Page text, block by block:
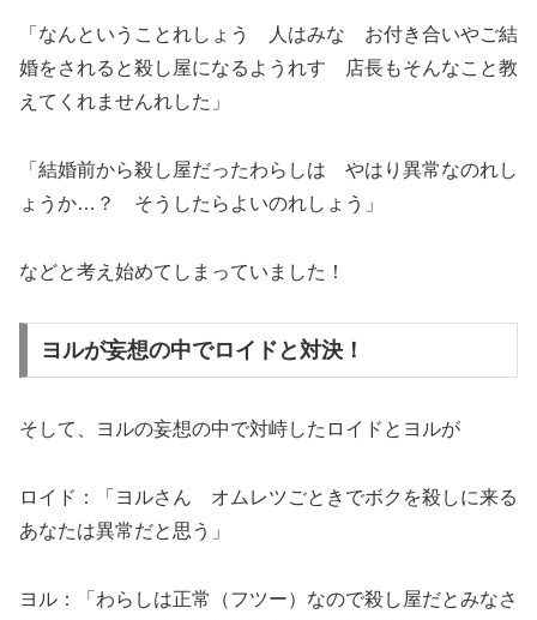
「なんということれしょう 人はみな お付き合いやご結
婚をされると殺し屋になるようれす 店長もそんなこと教
えてくれませんれした」
「結婚前から殺し屋だったわらしは やはり異常なのれし
ょうか…？ そうしたらよいのれしょう」
などと考え始めてしまっていました！
ヨルが妄想の中でロイドと対決！
そして、ヨルの妄想の中で対峙したロイドとヨルが
ロイド：「ヨルさん オムレツごときでボクを殺しに来る
あなたは異常だと思う」
ヨル：「わらしは正常（フツー）なので殺し屋だとみなさ